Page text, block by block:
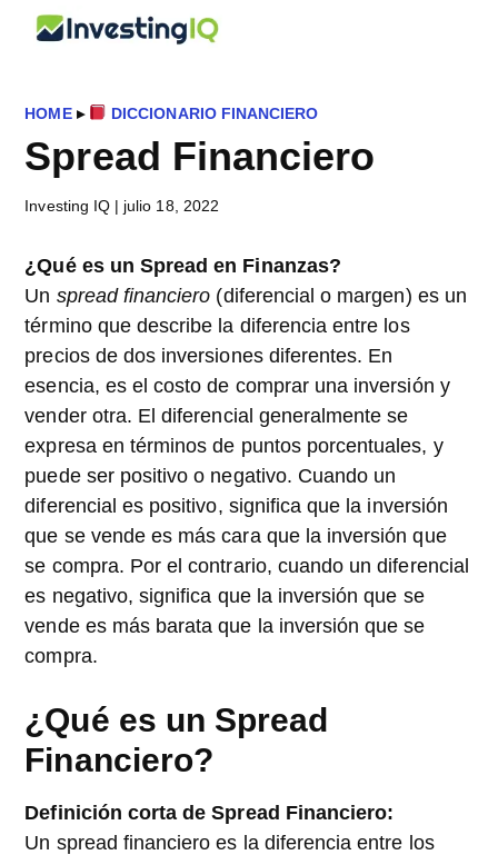
Saltar
principal
Saltar
barra
principal
Saltar
InvestingIQ
Smart
Simple
Investing
Tips
HOME▸ DICCIONARIO FINANCIERO
Spread Financiero
Investing IQ | julio 18, 2022
¿Qué es un Spread en Finanzas?
Un spread financiero (diferencial o margen) es un
término que describe la diferencia entre los
precios de dos inversiones diferentes. En
esencia, es el costo de comprar una inversión y
vender otra. El diferencial generalmente se
expresa en términos de puntos porcentuales, y
puede ser positivo o negativo. Cuando un
diferencial es positivo, significa que la inversión
que se vende es más cara que la inversión que
se compra. Por el contrario, cuando un diferencial
es negativo, significa que la inversión que se
vende es más barata que la inversión que se
compra.
¿Qué es un Spread
Financiero?
Definición corta de Spread Financiero:
Un spread financiero es la diferencia entre los